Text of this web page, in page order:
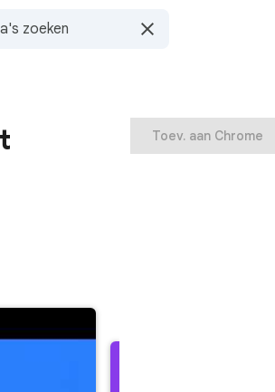
Toev. aan Chrome